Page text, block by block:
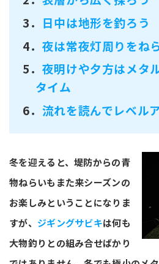
3． 日中は地形を釣ろう
4． 夜は常夜灯周りをね
5． 夜明けや夕方はメタ
タイム
6． 流れを読んでレベル
冬を迎えると、堤防からの青
物ねらいもまた来シーズンの
お楽しみということになりま
すが、 ジギングサビキは何も
大物釣りとの組み合せばかり